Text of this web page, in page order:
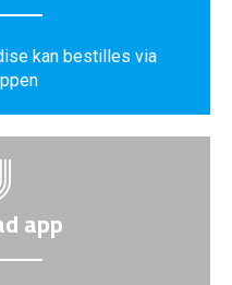
kan bestilles via
app